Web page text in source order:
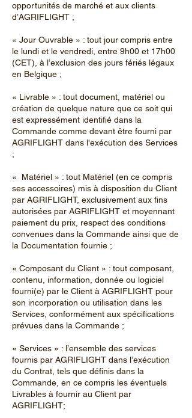
opportunités de marché et aux clients
d’AGRIFLIGHT ;
« Jour Ouvrable » : tout jour compris entre
le lundi et le vendredi, entre 9h00 et 17h00
(CET), à l’exclusion des jours fériés légaux
en Belgique ;
« Livrable » : tout document, matériel ou
création de quelque nature que ce soit qui
est expressément identifié dans la
Commande comme devant être fourni par
AGRIFLIGHT dans l'exécution des Services
;
« Matériel » : tout Matériel (en ce compris
ses accessoires) mis à disposition du Client
par AGRIFLIGHT, exclusivement aux fins
autorisées par AGRIFLIGHT et moyennant
paiement du prix, respect des conditions
convenues dans la Commande ainsi que de
la Documentation fournie ;
« Composant du Client » : tout composant,
contenu, information, donnée ou logiciel
fourni(e) par le Client à AGRIFLIGHT pour
son incorporation ou utilisation dans les
Services, conformément aux spécifications
prévues dans la Commande ;
« Services » : l’ensemble des services
fournis par AGRIFLIGHT dans l’exécution
du Contrat, tels que définis dans la
Commande, en ce compris les éventuels
Livrables à fournir au Client par
AGRIFLIGHT;